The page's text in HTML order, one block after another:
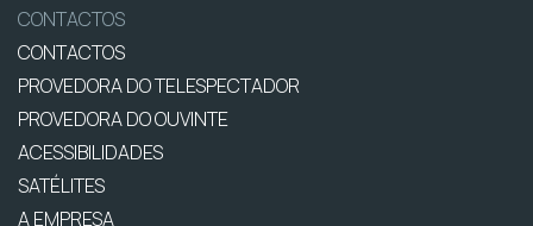
CONTACTOS
CONTACTOS
PROVEDORA DO TELESPECTADOR
PROVEDORA DO OUVINTE
ACESSIBILIDADES
SATÉLITES
A EMPRESA